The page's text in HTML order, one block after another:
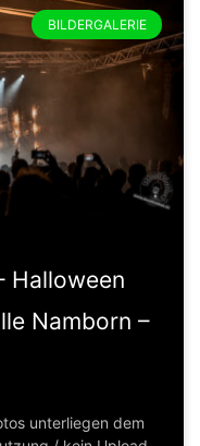
BILDERGALERIE
Halloween
Namborn –
unterliegen dem